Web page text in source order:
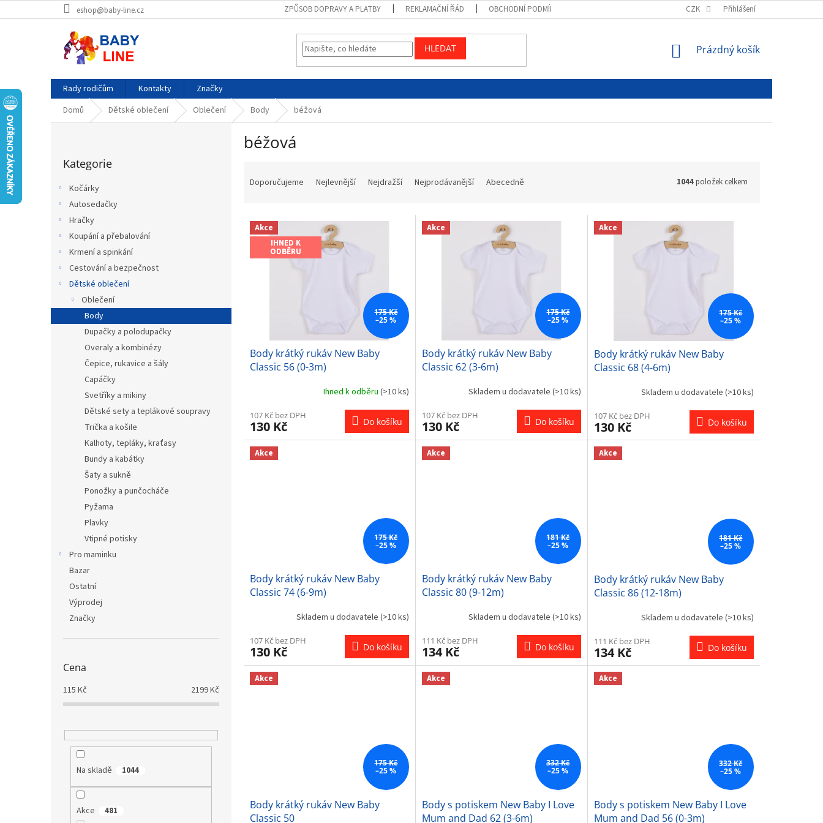
na
eshop@baby-line.cz ZPŮSOB DOPRAVY A PLATBY REKLAMAČNÍ ŘÁD OBCHODNÍ PODMÍNKY PODMÍNKY OCHRANY OSOBNÍCH ÚDAJŮ
CZK Přihlášení
HLEDAT
NÁKUPNÍ
Prázdný košík
Rady rodičům Kontakty
Značky
Domů
Dětské oblečení Oblečení Body béžová
l
kategorie
Kategorie
Kočárky
Autosedačky
Hračky
Koupání a přebalování
Krmení a spinkání
Cestování a bezpečnost
Dětské oblečení
Oblečení
Body
Dupačky a polodupačky
Overaly a kombinézy
Čepice, rukavice a šály
Capáčky
Svetříky a mikiny
Dětské sety a teplákové soupravy
Trička a košile
Kalhoty, tepláky, kraťasy
Bundy a kabátky
Šaty a sukně
Ponožky a punčocháče
Pyžama
Plavky
Vtipné potisky
Pro maminku
Bazar
Ostatní
Výprodej
Značky
Cena
115 Kč 2199Kč
Na skladě 1044
Akce 481
béžová
n
Doporučujeme Nejlevnější Nejdražší Nejprodávanější Abecedně 1044položek celkem
V Akce
IHNED K
ODBĚRU
175 Kč
–25 %
Body krátký rukáv New Baby
Classic 56 (0-3m)
Ihned k odběru (>10 ks)
107 Kč bez DPH
130 Kč Do košíku
Akce
175 Kč
–25 %
Body krátký rukáv New Baby
Classic 62 (3-6m)
Skladem u dodavatele (>10 ks)
107 Kč bez DPH
130 Kč Do košíku
Akce
175 Kč
–25 %
Body krátký rukáv New Baby
Classic 68 (4-6m)
Skladem u dodavatele (>10 ks)
107 Kč bez DPH
130 Kč Do košíku
Akce
175 Kč
–25 %
Body krátký rukáv New Baby
Classic 74 (6-9m)
Skladem u dodavatele (>10 ks)
107 Kč bez DPH
130 Kč Do košíku
Akce
181 Kč
–25 %
Body krátký rukáv New Baby
Classic 80 (9-12m)
Skladem u dodavatele (>10 ks)
111 Kč bez DPH
134 Kč Do košíku
Akce
181 Kč
–25 %
Body krátký rukáv New Baby
Classic 86 (12-18m)
Skladem u dodavatele (>10 ks)
111 Kč bez DPH
134 Kč Do košíku
Akce
175 Kč
–25 %
Body krátký rukáv New Baby
Classic 50
Akce
332 Kč
–25 %
Body s potiskem New Baby I Love
Mum and Dad 62 (3-6m)
Akce
332 Kč
–25 %
Body s potiskem New Baby I Love
Mum and Dad 56 (0-3m)